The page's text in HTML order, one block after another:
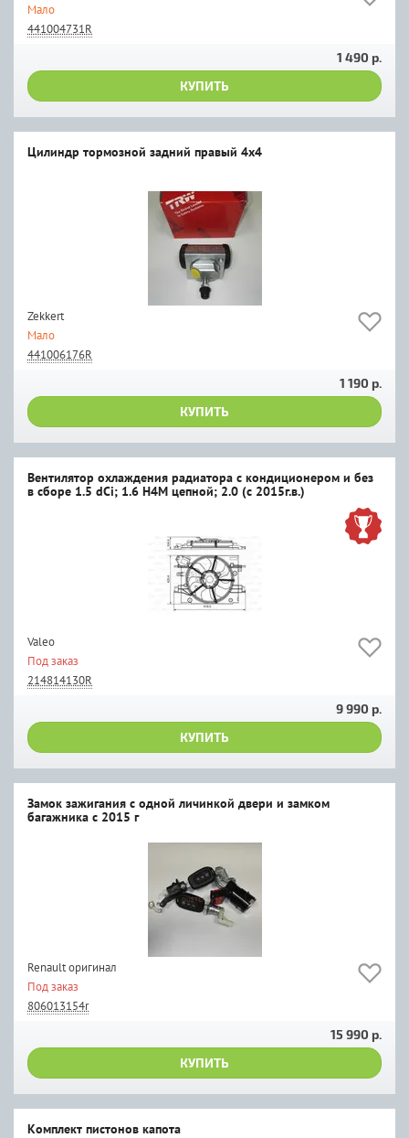
Мало
441004731R
1 490 р.
КУПИТЬ
Цилиндр тормозной задний правый 4x4
Zekkert
Мало
441006176R
1 190 р.
КУПИТЬ
Вентилятор охлаждения радиатора с кондиционером и без
в сборе 1.5 dCi; 1.6 H4M цепной; 2.0 (c 2015г.в.)
Valeo
Под заказ
214814130R
9 990 р.
КУПИТЬ
Замок зажигания с одной личинкой двери и замком
багажника с 2015 г
Renault оригинал
Под заказ
806013154r
15 990 р.
КУПИТЬ
Комплект пистонов капота